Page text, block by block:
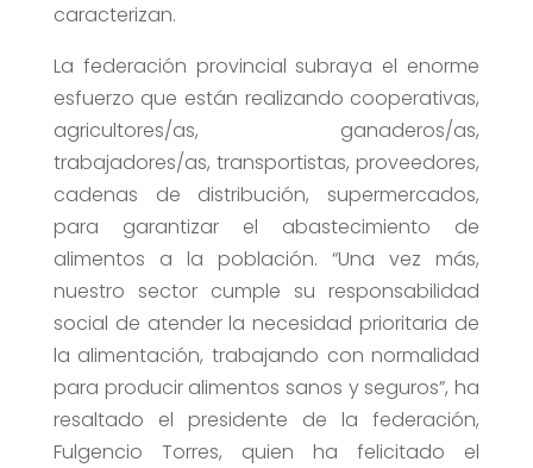
caracterizan.
La federación provincial subraya el enorme
esfuerzo que están realizando cooperativas,
agricultores/as, ganaderos/as,
trabajadores/as, transportistas, proveedores,
cadenas de distribución, supermercados,
para garantizar el abastecimiento de
alimentos a la población. “Una vez más,
nuestro sector cumple su responsabilidad
social de atender la necesidad prioritaria de
la alimentación, trabajando con normalidad
para producir alimentos sanos y seguros”, ha
resaltado el presidente de la federación,
Fulgencio Torres, quien ha felicitado el